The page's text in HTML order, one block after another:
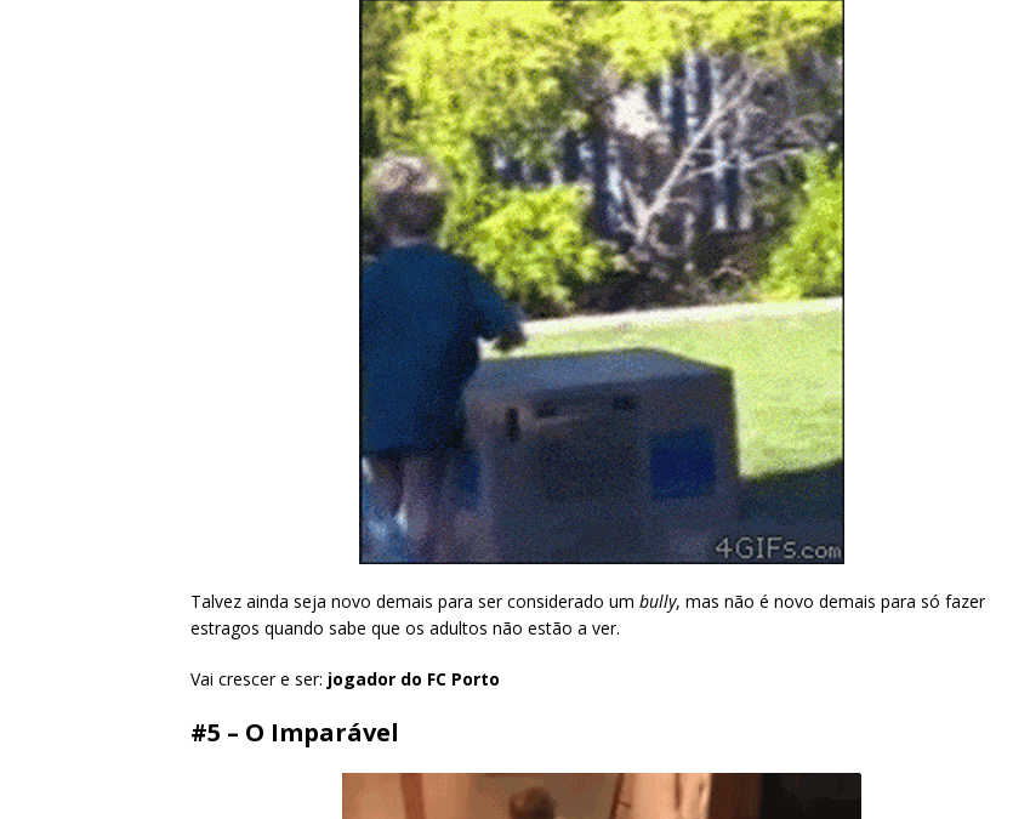
Talvez ainda seja novo demais para ser considerado um bully, mas não é novo demais para só fazer
estragos quando sabe que os adultos não estão a ver.
Vai crescer e ser: jogador do FC Porto
#5 – O Imparável